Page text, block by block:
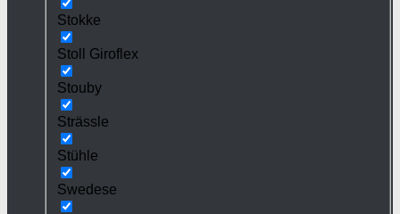
Stokke
Stoll Giroflex
Stouby
Strässle
Stühle
Swedese